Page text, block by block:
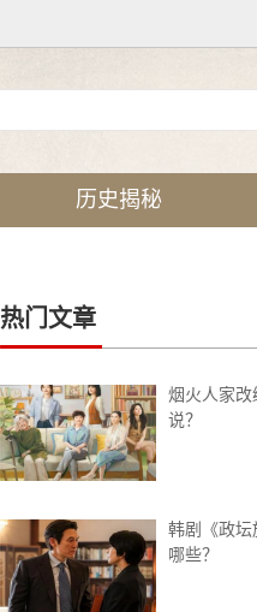
历史揭秘
热门文章
烟火人家改
说？
韩剧《政坛
哪些？